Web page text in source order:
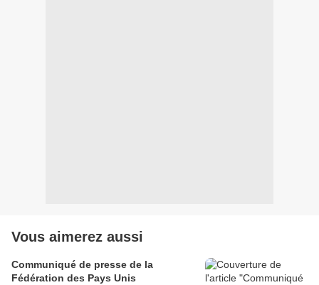
Vous aimerez aussi
Communiqué de presse de la
Fédération des Pays Unis